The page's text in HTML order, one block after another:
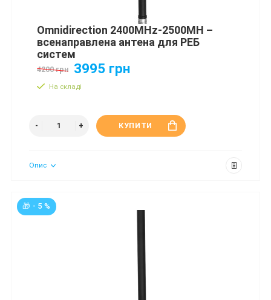
Omnidirection 2400MHz-2500MH –
всенаправлена антена для РЕБ
систем
4200 грн 3995 грн
На складі
КУПИТИ
Опис
🎁 - 5 %